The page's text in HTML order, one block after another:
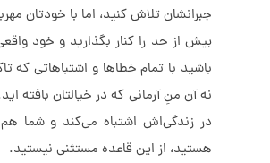
جبرانشان تلاش کنید، اما با خودتان مهربان
بیش از حد را کنار بگذارید و خود واقعی‌تان
باشید با تمام خطاها و اشتباهاتی که
نه آن منِ آرمانی که در خیالتان بافته ايد.
در زندگی‌اش اشتباه می‌کند و شما هم به
هستید، از این قاعده مستثنی نیستید.